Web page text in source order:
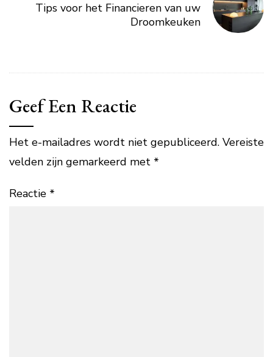
Tips voor het Financieren van uw
Droomkeuken
Geef Een Reactie
Het e-mailadres wordt niet gepubliceerd. Vereiste
velden zijn gemarkeerd met *
Reactie *